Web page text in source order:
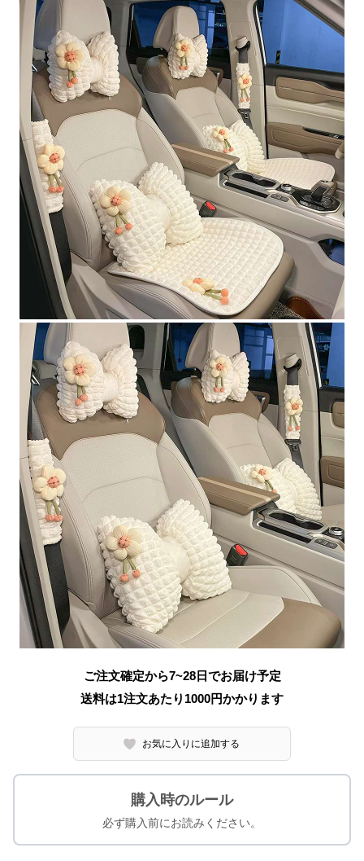
ご注文確定から7~28日でお届け予定
送料は1注文あたり 1000円かかります
お気に入りに追加する
購入時のルール
必ず購入前にお読みください。